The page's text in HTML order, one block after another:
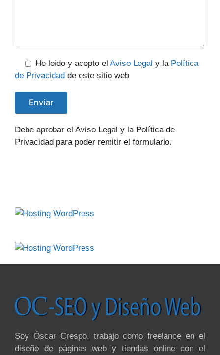
He leido y acepto el Aviso Legal y la Política
de Privacidad de este sitio web
Debe aprobar el Aviso Legal y la Política de
Privacidad para poder remitir el formulario.
Soy Óscar Crespo, trabajo como freelance en el
diseño de páginas web y tiendas online con el